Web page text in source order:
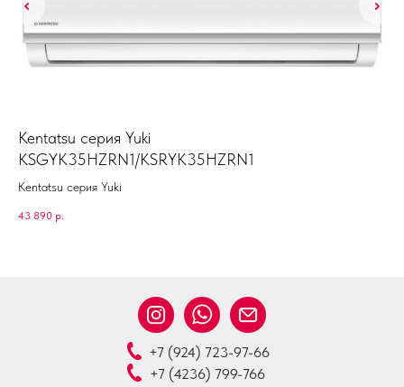
Kentatsu серия Yuki
KSGYK35HZRN1/KSRYK35HZRN1
Kentatsu серия Yuki
43 890 р.
+7 (4236) 799-766
+7 (924) 723-97-66